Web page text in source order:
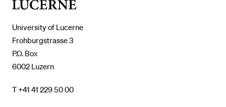
University of Lucerne
Frohburgstrasse 3
P.O. Box
6002 Luzern
T +41 41 229 50 00